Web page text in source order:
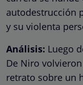
autodestrucción
y su violenta
Análisis: Luego
De Niro
retrato sobre un